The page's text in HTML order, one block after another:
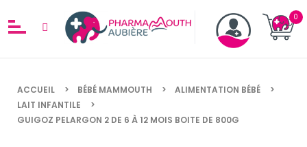
ACCUEIL BÉBÉ MAMMOUTH
ALIMENTATION BÉBÉ
LAIT INFANTILE
GUIGOZ PELARGON 2 DE 6 À 12 MOIS BOITE DE 800G